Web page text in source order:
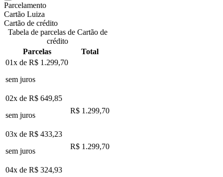
Parcelamento
Cartão Luiza
Cartão de crédito
Tabela de parcelas de Cartão de
crédito
Parcelas
Total
01x de R$ 1.299,70
sem juros
02x de R$ 649,85
sem juros
R$ 1.299,70
03x de R$ 433,23
sem juros
R$ 1.299,70
04x de R$ 324,93